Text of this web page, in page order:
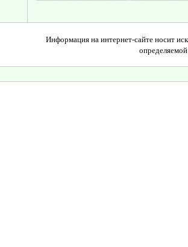
Информация на интернет-сайте носит